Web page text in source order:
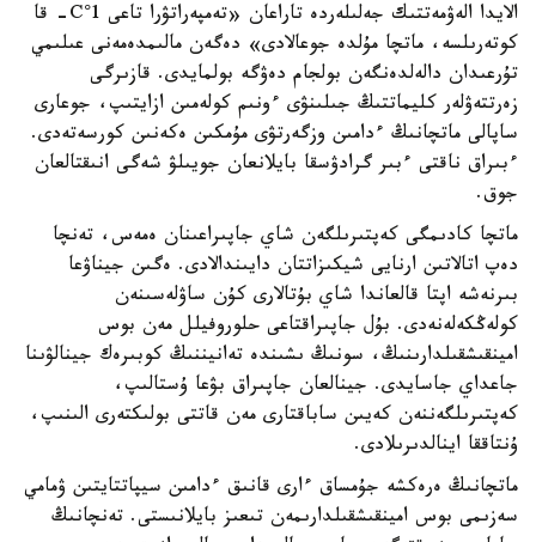
الايدا الەۋمەتتىك جەلىلەردە تاراعان «تەمپەراتۋرا تاعى 1°C- قا
كوتەرىلسە، ماتچا مۇلدە جوعالادى» دەگەن مالىمدەمەنى عىلىمي
تۇرعىدان دالەلدەنگەن بولجام دەۋگە بولمايدى. قازىرگى
زەرتتەۋلەر كليماتتىڭ جىلىنۋى ءونىم كولەمىن ازايتىپ، جوعارى
ساپالى ماتچانىڭ ءدامىن وزگەرتۋى مۇمكىن ەكەنىن كورسەتەدى.
ءبىراق ناقتى ءبىر گرادۋسقا بايلانعان جويىلۋ شەگى انىقتالعان
جوق.
ماتچا كادىمگى كەپتىرىلگەن شاي جاپىراعىنان ەمەس، تەنچا
دەپ اتالاتىن ارنايى شيكىزاتتان دايىندالادى. ەگىن جيناۋعا
بىرنەشە اپتا قالعاندا شاي بۇتالارى كۇن ساۋلەسىنەن
كولەڭكەلەنەدى. بۇل جاپىراقتاعى حلوروفيلل مەن بوس
امينقىشقىلدارىنىڭ، سونىڭ ىشىندە تەانيننىڭ كوبىرەك جينالۋىنا
جاعداي جاسايدى. جينالعان جاپىراق بۋعا ۇستالىپ،
كەپتىرىلگەننەن كەيىن ساباقتارى مەن قاتتى بولىكتەرى الىنىپ،
ۇنتاققا اينالدىرىلادى.
ماتچانىڭ ەرەكشە جۇمساق ءارى قانىق ءدامىن سيپاتتايتىن ۋمامي
سەزىمى بوس امينقىشقىلدارىمەن تىعىز بايلانىستى. تەنچانىڭ